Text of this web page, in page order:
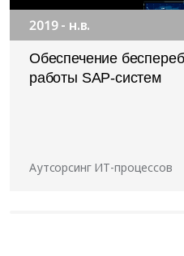
2019 - н.в.
Обеспечение
работы SAP-систем
Аутсорсинг ИТ-процессов